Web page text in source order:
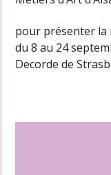
pour présenter la
du 8 au 24
Decorde de